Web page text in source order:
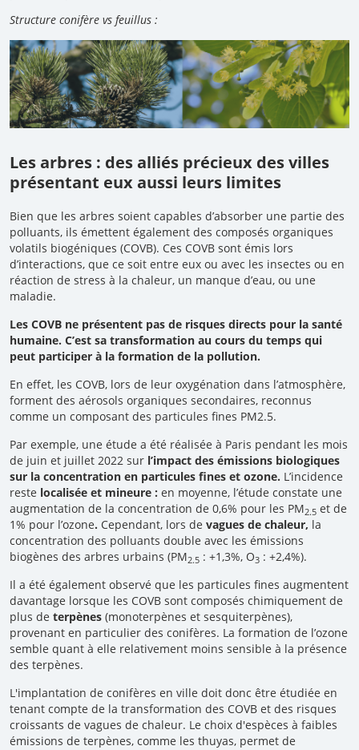
Structure conifère vs feuillus :
Les arbres : des alliés précieux des villes
présentant eux aussi leurs limites
Bien que les arbres soient capables d’absorber une partie des
polluants, ils émettent également des composés organiques
volatils biogéniques (COVB). Ces COVB sont émis lors
d’interactions, que ce soit entre eux ou avec les insectes ou en
réaction de stress à la chaleur, un manque d’eau, ou une
maladie.
Les COVB ne présentent pas de risques directs pour la santé
humaine. C’est sa transformation au cours du temps qui
peut participer à la formation de la pollution.
En effet, les COVB, lors de leur oxygénation dans l’atmosphère,
forment des aérosols organiques secondaires, reconnus
comme un composant des particules fines PM2.5.
Par exemple, une étude a été réalisée à Paris pendant les mois
de juin et juillet 2022 sur l’impact des émissions biologiques
sur la concentration en particules fines et ozone. L’incidence
reste localisée et mineure : en moyenne, l’étude constate une
augmentation de la concentration de 0,6% pour les PM2.5 et de
1% pour l’ozone. Cependant, lors de vagues de chaleur, la
concentration des polluants double avec les émissions
biogènes des arbres urbains (PM2.5 : +1,3%, O3 : +2,4%).
Il a été également observé que les particules fines augmentent
davantage lorsque les COVB sont composés chimiquement de
plus de terpènes (monoterpènes et sesquiterpènes),
provenant en particulier des conifères. La formation de l’ozone
semble quant à elle relativement moins sensible à la présence
des terpènes.
L'implantation de conifères en ville doit donc être étudiée en
tenant compte de la transformation des COVB et des risques
croissants de vagues de chaleur. Le choix d'espèces à faibles
émissions de terpènes, comme les thuyas, permet de